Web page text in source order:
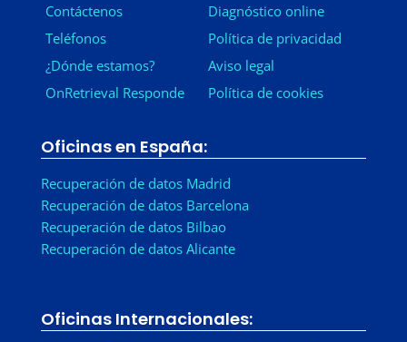
Contáctenos
Teléfonos
¿Dónde estamos?
OnRetrieval Responde
Diagnóstico online
Política de privacidad
Aviso legal
Política de cookies
Oficinas en España:
Recuperación de datos Madrid
Recuperación de datos Barcelona
Recuperación de datos Bilbao
Recuperación de datos Alicante
Oficinas Internacionales: